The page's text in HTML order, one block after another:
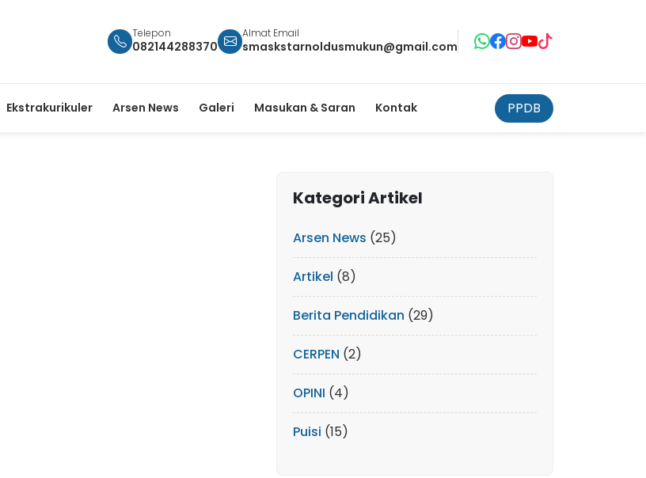
Telepon
082144288370
Almat Email
smaskstarnoldusmukun@gmail.com
Ekstrakurikuler Arsen News Galeri Masukan & Saran Kontak PPDB
Kategori Artikel
Arsen News (25)
Artikel (8)
Berita Pendidikan (29)
CERPEN (2)
OPINI (4)
Puisi (15)